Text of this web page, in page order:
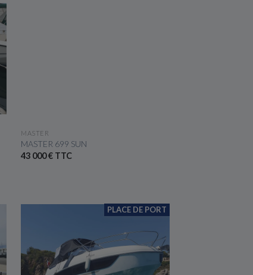
MASTER
MASTER 699 SUN
43 000 € TTC
PLACE DE PORT